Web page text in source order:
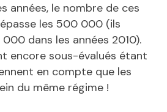
années, le nombre de ces
les 500 000 (ils
dans les années 2010).
encore sous-évalués étant
en compte que les
du même régime !